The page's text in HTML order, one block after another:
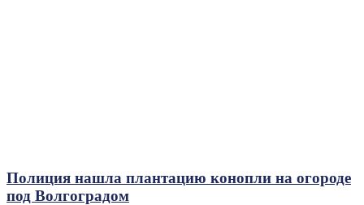
Полиция нашла плантацию конопли на огороде
под Волгоградом